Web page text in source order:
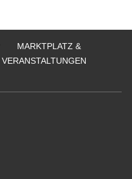
MARKTPLATZ &
VERANSTALTUNGEN